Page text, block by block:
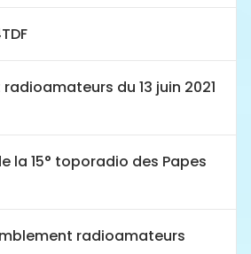
du 13 juin 2021
la 15° toporadio des Papes
radioamateurs